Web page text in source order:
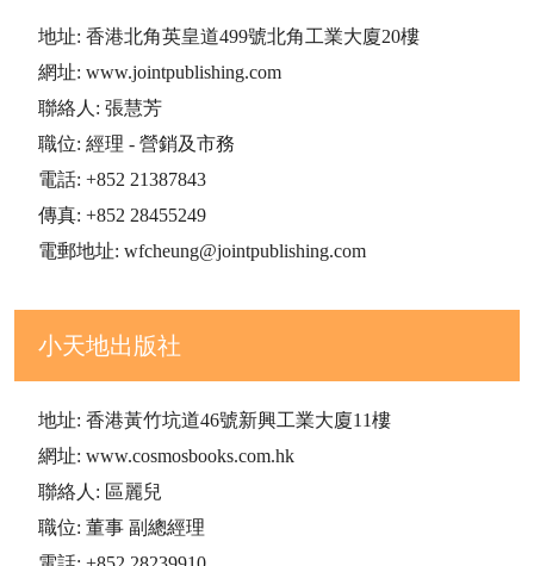
地址: 香港北角英皇道499號北角工業大廈20樓
網址: www.jointpublishing.com
聯絡人: 張慧芳
職位: 經理 - 營銷及市務
電話: +852 21387843
傳真: +852 28455249
電郵地址: wfcheung@jointpublishing.com
小天地出版社
地址: 香港黃竹坑道46號新興工業大廈11樓
網址: www.cosmosbooks.com.hk
聯絡人: 區麗兒
職位: 董事 副總經理